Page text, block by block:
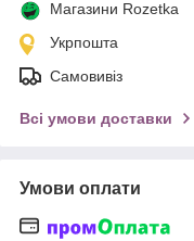
Магазини Rozetka
Укрпошта
Самовивіз
Всі умови доставки
Умови оплати